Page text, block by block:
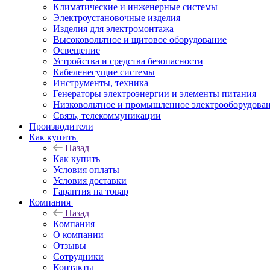
Климатические и инженерные системы
Электроустановочные изделия
Изделия для электромонтажа
Высоковольтное и щитовое оборудование
Освещение
Устройства и средства безопасности
Кабеленесущие системы
Инструменты, техника
Генераторы электроэнергии и элементы питания
Низковольтное и промышленное
Связь, телекоммуникации
Производители
Как купить
Назад
Как купить
Условия оплаты
Условия доставки
Гарантия на товар
Компания
Назад
Компания
О компании
Отзывы
Сотрудники
Контакты